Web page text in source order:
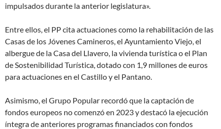
impulsados durante la anterior legislatura».
Entre ellos, el PP cita actuaciones como la rehabilitación de las
Casas de los Jóvenes Camineros, el Ayuntamiento Viejo, el
albergue de la Casa del Llavero, la vivienda turística o el Plan
de Sostenibilidad Turística, dotado con 1,9 millones de euros
para actuaciones en el Castillo y el Pantano.
Asimismo, el Grupo Popular recordó que la captación de
fondos europeos no comenzó en 2023 y destacó la ejecución
íntegra de anteriores programas financiados con fondos